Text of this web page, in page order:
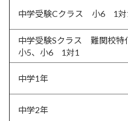
中学受験Cクラス 小6 1対
中学受験Sクラス 難関校
小5、小6 1対1
中学1年
中学2年